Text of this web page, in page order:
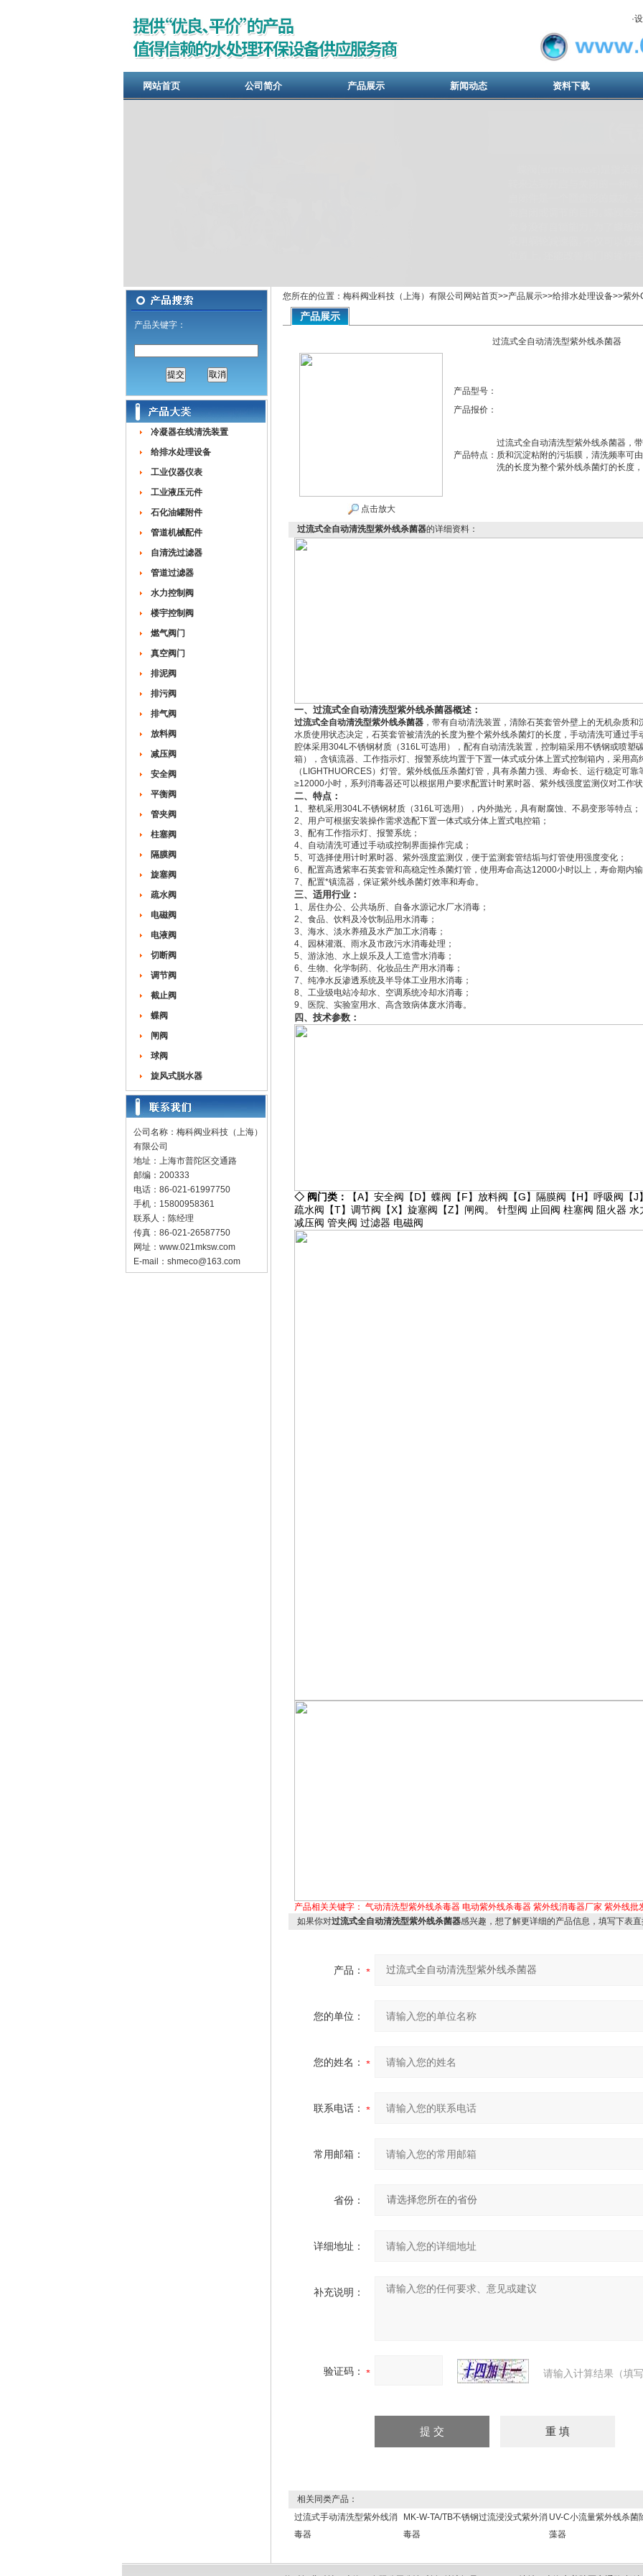
·
网站首页 公司简介 产品展示 新闻动态 资料下载
产品关键字：
冷凝器在线清洗装置
给排水处理设备
工业仪器仪表
工业液压元件
石化油罐附件
管道机械配件
自清洗过滤器
管道过滤器
水力控制阀
楼宇控制阀
燃气阀门
真空阀门
排泥阀
排污阀
排气阀
放料阀
减压阀
安全阀
平衡阀
管夹阀
柱塞阀
隔膜阀
旋塞阀
疏水阀
电磁阀
电液阀
切断阀
调节阀
截止阀
蝶阀
闸阀
球阀
旋风式脱水器
公司名称：梅科阀业科技（上海）
有限公司
地址：上海市普陀区交通路
邮编：200333
电话：86-021-61997750
手机：15800958361
联系人：陈经理
传真：86-021-26587750
网址： www.021mksw.com
E-mail： shmeco@163.com
您所在的位置：梅科阀业科技（上海）有限公司网站首页>>产品展示>>给排水处理设备>>紫外
产品展示
过流式全自动清洗型紫外线杀菌器
点击放大
产品型号：
产品报价：
产品特点：
过流式全自动清洗型紫外线杀菌器，
质和沉淀粘附的污垢膜，清洗频率可
洗的长度为整个紫外线杀菌灯的长度
过流式全自动清洗型紫外线杀菌器的详细资料：
一、过流式全自动清洗型紫外线杀菌器概述：
过流式全自动清洗型紫外线杀菌器，带有自动清洗装置，清除石英套管外壁上的无机杂质
水质使用状态决定，石英套管被清洗的长度为整个紫外线杀菌灯的长度，手动清洗可通过手
腔体采用304L不锈钢材质（316L可选用），配有自动清洗装置，控制箱采用不锈钢或喷塑
箱），含镇流器、工作指示灯、报警系统均置于下置一体式或分体上置式控制箱内，采用
（LIGHTHUORCES）灯管。紫外线低压杀菌灯管，具有杀菌力强、寿命长、运行稳定可
≥12000小时，系列消毒器还可以根据用户要求配置计时累时器、紫外线强度监测仪对工作状
二、特点：
1、整机采用304L不锈钢材质（316L可选用），内外抛光，具有耐腐蚀、不易变形等特点；
2、用户可根据安装操作需求选配下置一体式或分体上置式电控箱；
3、配有工作指示灯、报警系统；
4、自动清洗可通过手动或控制界面操作完成；
5、可选择使用计时累时器、紫外强度监测仪，便于监测套管结垢与灯管使用强度变化；
6、配置高透紫率石英套管和高稳定性杀菌灯管，使用寿命高达12000小时以上，寿命期内输
7、配置*镇流器，保证紫外线杀菌灯效率和寿命。
三、适用行业：
1、居住办公、公共场所、自备水源记水厂水消毒；
2、食品、饮料及冷饮制品用水消毒；
3、海水、淡水养殖及水产加工水消毒；
4、园林灌溉、雨水及市政污水消毒处理；
5、游泳池、水上娱乐及人工造雪水消毒；
6、生物、化学制药、化妆品生产用水消毒；
7、纯净水反渗透系统及半导体工业用水消毒；
8、工业级电站冷却水、空调系统冷却水消毒；
9、医院、实验室用水、高含致病体废水消毒。
四、技术参数：
◇ 阀门类： 【A】 安全阀 【D】 蝶阀 【F】 放料阀 【G】 隔膜阀 【H】 呼吸阀 【J
疏水阀 【T】 调节阀 【X】 旋塞阀 【Z】 闸阀。 针型阀 止回阀 柱塞阀 阻火器 水
减压阀 管夹阀 过滤器 电磁阀
产品相关关键字： 气动清洗型紫外线杀毒器 电动紫外线杀毒器 紫外线消毒器厂家 紫外线批
如果你对过流式全自动清洗型紫外线杀菌器感兴趣，想了解更详细的产品信息，填写下表直
产品：
您的单位：
您的姓名：
联系电话：
常用邮箱：
省份：
详细地址：
补充说明：
验证码： 请输入计算结果（填
相关同类产品：
过流式手动清洗型紫外线消
毒器
MK-W-TA/TB不锈钢过流浸没式紫外消
毒器
UV-C小流量紫外线杀菌
藻器